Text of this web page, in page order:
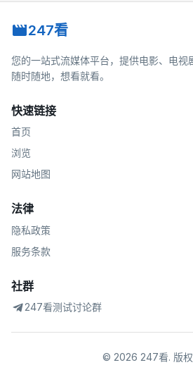
247看
您的一站式流媒体平台，提供电影、电视
随时随地，想看就看。
快速链接
首页
浏览
网站地图
法律
隐私政策
服务条款
社群
247看测试讨论群
© 2026 247看. 版